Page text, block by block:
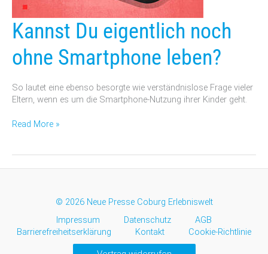
Kannst Du eigentlich noch
ohne Smartphone leben?
So lautet eine ebenso besorgte wie verständnislose Frage vieler
Eltern, wenn es um die Smartphone-Nutzung ihrer Kinder geht.
Kannst
Du
eigentlich
noch
Smartphone
leben?
Read More »
© 2026 Neue Presse Coburg Erlebniswelt
Impressum
Datenschutz
AGB
Barrierefreiheitserklärung
Kontakt Cookie-Richtlinie